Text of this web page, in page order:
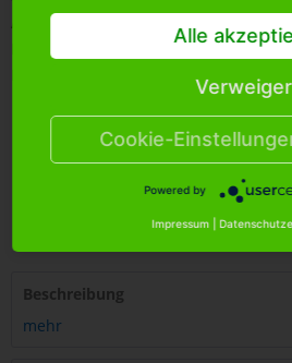
Artikel-Nr.:
24
12
250255
Beschreibung
mehr
Alle
Cookie-
Powered by
Impressum